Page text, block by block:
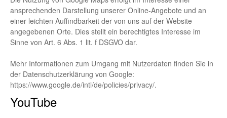
ansprechenden Darstellung unserer Online-Angebote und an
einer leichten Auffindbarkeit der von uns auf der Website
angegebenen Orte. Dies stellt ein berechtigtes Interesse im
Sinne von Art. 6 Abs. 1 lit. f DSGVO dar.
Mehr Informationen zum Umgang mit Nutzerdaten finden Sie in
der Datenschutzerklärung von Google:
https://www.google.de/intl/de/policies/privacy/.
YouTube